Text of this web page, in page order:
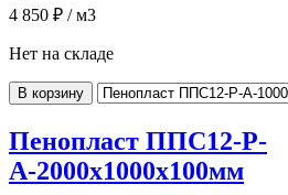
4 850 ₽ / м3
Нет на складе
В корзину
Пенопласт ППС12-Р-
А-2000x1000x100мм